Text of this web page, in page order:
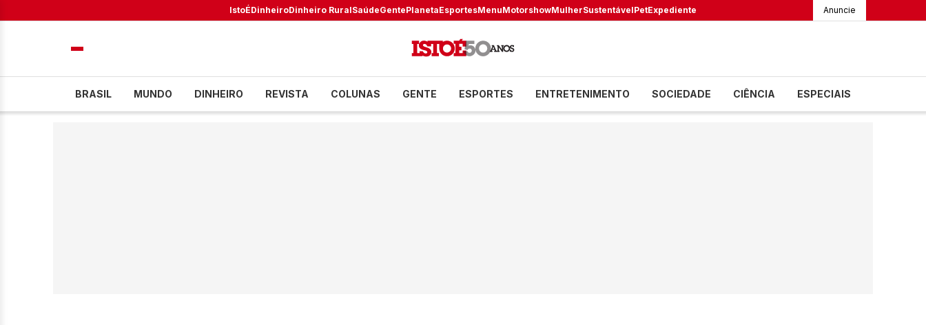
IstoÉDinheiroDinheiro RuralSaúdeGentePlanetaEsportesMenuMotorshowMulherSustentávelPetExpediente Anuncie
BRASIL MUNDO DINHEIRO REVISTA COLUNAS GENTE ESPORTES ENTRETENIMENTO SOCIEDADE CIÊNCIA ESPECIAIS